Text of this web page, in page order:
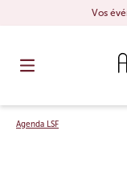
Vos
Agenda LSF